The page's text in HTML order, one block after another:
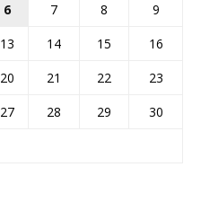
6 7 8
9
13 14 15
16
20 21 22
23
27 28 29
30